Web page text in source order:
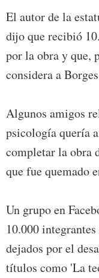
El autor de la
dijo que recibió
por la obra y que,
considera a
Algunos amigos
psicología quería
completar la obra
que fue quemado
Un grupo en
10.000
dejados por el
títulos como 'La